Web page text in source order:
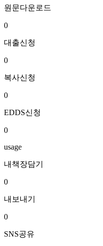
원문다운로드
0
대출신청
0
복사신청
0
EDDS신청
0
usage
내책장담기
0
내보내기
0
SNS공유